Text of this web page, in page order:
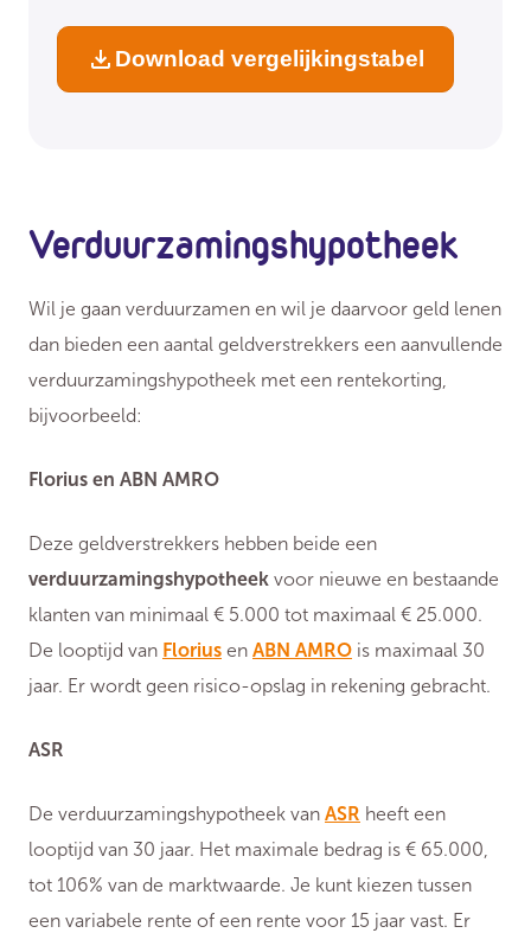
Download vergelijkingstabel
Verduurzamingshypotheek
Wil je gaan verduurzamen en wil je daarvoor geld lenen
dan bieden een aantal geldverstrekkers een aanvullende
verduurzamingshypotheek met een rentekorting,
bijvoorbeeld:
Florius en ABN AMRO
Deze geldverstrekkers hebben beide een
verduurzamingshypotheek voor nieuwe en bestaande
klanten van minimaal € 5.000 tot maximaal € 25.000.
De looptijd van Florius en ABN AMRO is maximaal 30
jaar. Er wordt geen risico-opslag in rekening gebracht.
ASR
De verduurzamingshypotheek van ASR heeft een
looptijd van 30 jaar. Het maximale bedrag is € 65.000,
tot 106% van de marktwaarde. Je kunt kiezen tussen
een variabele rente of een rente voor 15 jaar vast. Er